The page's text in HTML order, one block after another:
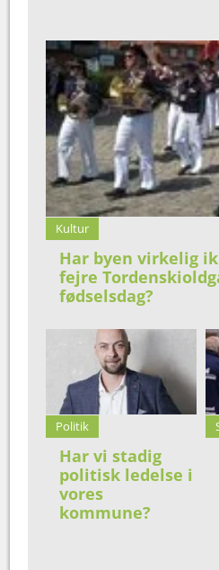
Kultur
Har byen virkelig
fejre
fødselsdag?
Politik
Har vi stadig
politisk ledelse i
vores
kommune?